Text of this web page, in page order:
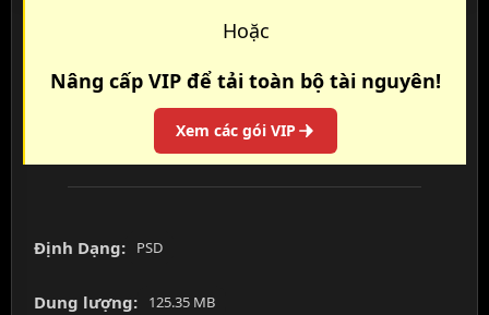
Hoặc
Nâng cấp VIP để tải toàn bộ tài nguyên!
Xem các gói VIP
Định Dạng: PSD
Dung lượng: 125.35 MB